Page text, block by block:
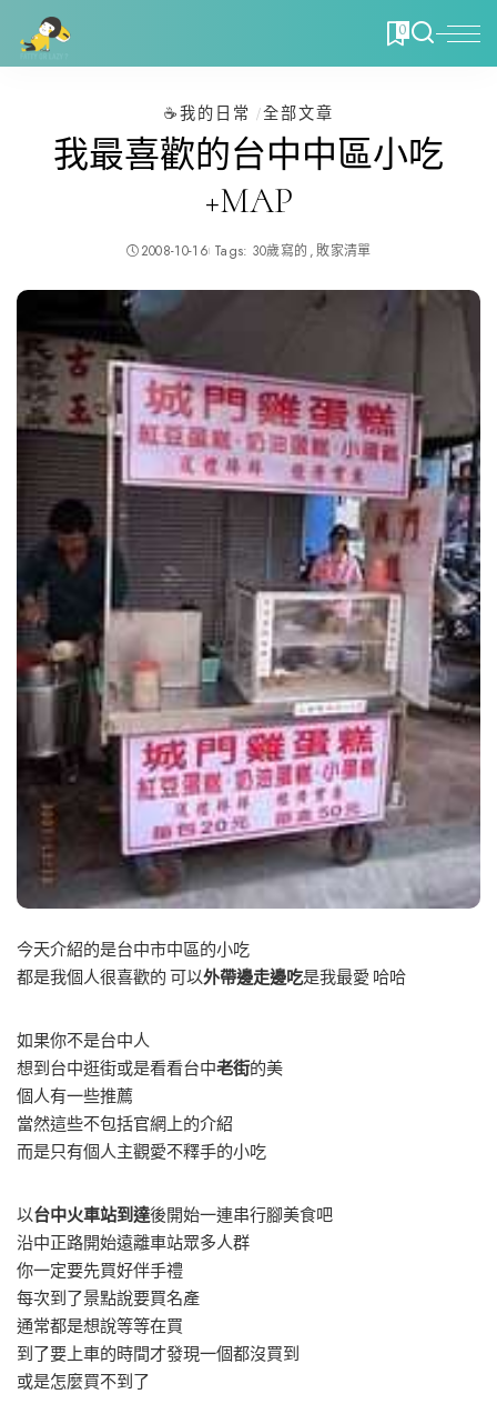
0
☕️我的日常 全部文章
我最喜歡的台中中區小吃
+MAP
2008-10-16 Tags: 30歲寫的 敗家清單
今天介紹的是台中市中區的小吃
都是我個人很喜歡的 可以外帶邊走邊吃是我最愛 哈哈
如果你不是台中人
想到台中逛街或是看看台中老街的美
個人有一些推薦
當然這些不包括官網上的介紹
而是只有個人主觀愛不釋手的小吃
以台中火車站到達後開始一連串行腳美食吧
沿中正路開始遠離車站眾多人群
你一定要先買好伴手禮
每次到了景點說要買名產
通常都是想說等等在買
到了要上車的時間才發現一個都沒買到
或是怎麼買不到了